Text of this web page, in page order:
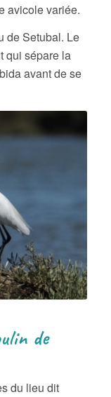
avicole variée.
de Setubal. Le
qui sépare la
avant de se
de
du lieu dit